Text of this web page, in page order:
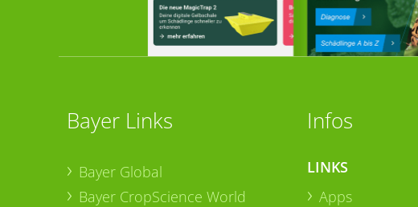
Bayer Links
Bayer Global
Bayer CropScience World
Infos
LINKS
Apps